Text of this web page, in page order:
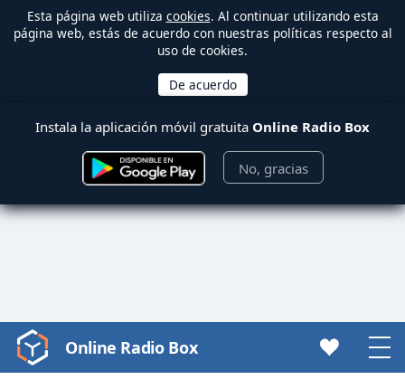
Esta página web utiliza cookies. Al continuar utilizando esta
página web, estás de acuerdo con nuestras políticas respecto al
uso de cookies.
Instala la aplicación móvil gratuita Online Radio Box
No, gracias
Video
Player
Online Radio Box